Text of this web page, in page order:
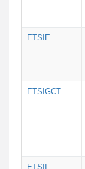
ETSIE
ETSIGCT
ETSII